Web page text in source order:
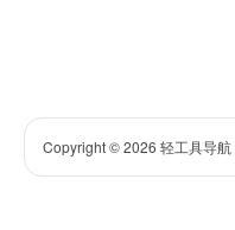
Copyright © 2026 轻工具导航